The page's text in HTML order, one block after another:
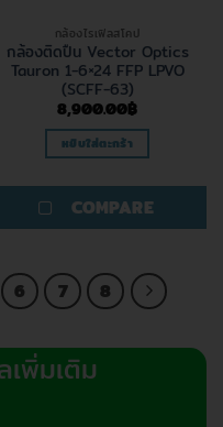
กล้องไรเฟิลสโคป
กล้องติดปืน Vector Optics
Tauron 1-6×24 FFP LPVO
(SCFF-63)
8,900.00฿
หยิบใส่ตะกร้า
COMPARE
6 7 8
พิ่มเติม